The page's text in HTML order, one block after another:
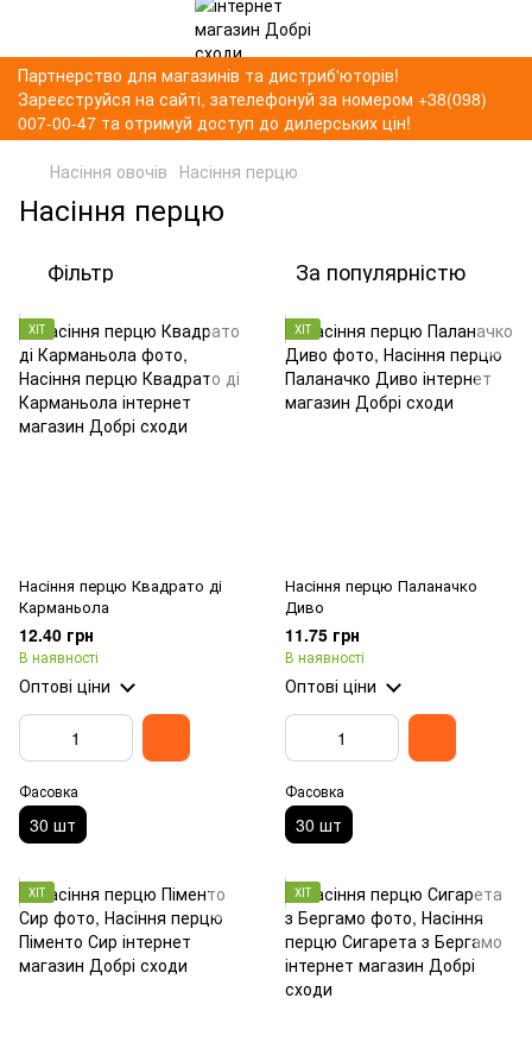
Партнерство для магазинів та дистриб'юторів!
Зареєструйся на сайті, зателефонуй за номером +38(098)
007-00-47 та отримуй доступ до дилерських цін!
Насіння овочів Насіння перцю
Насіння перцю
Фільтр За популярністю
ХІТ
Насіння перцю Квадрато ді
Карманьола
12.40 грн
В наявності
Оптові ціни
Фасовка
30 шт
ХІТ
Насіння перцю Паланачко
Диво
11.75 грн
В наявності
Оптові ціни
Фасовка
30 шт
ХІТ ХІТ